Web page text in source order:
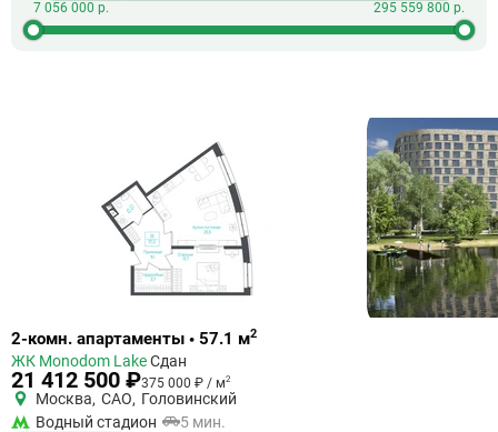
Ссылка
квартиру
2-комн. апартаменты • 57.1 м2
ЖК Monodom LakeСдан
21 412 500 ₽375 000 ₽ / м2
Москва, САО, Головинский
Водный стадион
5 мин.